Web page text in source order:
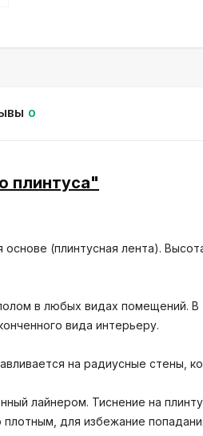
0
плинтуса"
(плинтусная лента).
в любых видах помещений. В
вида интерьеру.
на радиусные стены,
лайнером. Тиснение на
для избежание